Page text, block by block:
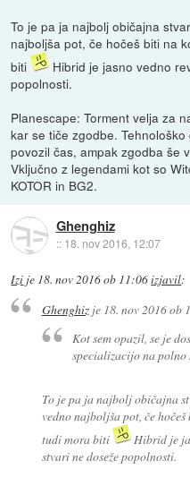
To je pa ja najbolj običajna
najboljša pot, če hočeš biti na
biti
Hibrid je jasno vedno
popolnosti.
Planescape: Torment velja za
kar se tiče zgodbe.
povozil čas, ampak zgodba še
Vključno z legendami kot so
KOTOR in BG2.
Ghenghiz
:: 18. nov 2016, 12:07
Izi je 18. nov 2016 ob 11:06izjavil:
Ghenghizje 18. nov 2016 ob
Kot sem opazil, se je
specializacijo na polno
To je pa ja najbolj običajna
vedno najboljša pot, če
tudi mora biti
Hibrid je
stvari ne doseže popolnosti.